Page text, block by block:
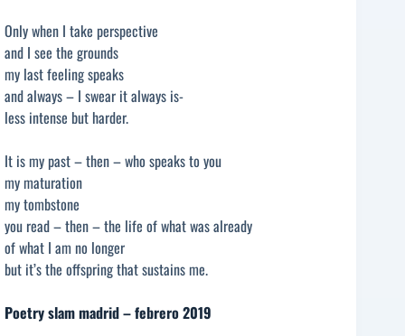
Only when I take perspective
and I see the grounds
my last feeling speaks
and always – I swear it always is-
less intense but harder.
It is my past – then – who speaks to you
my maturation
my tombstone
you read – then – the life of what was already
of what I am no longer
but it’s the offspring that sustains me.
Poetry slam madrid – febrero 2019